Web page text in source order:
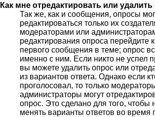
Как мне отредактировать или
Так же, как и сообщения, опросы
редактироваться только их
модераторами или
редактирования опроса перейдите
первого сообщения в теме; опрос
именно с ним. Если никто не успел
вы можете удалить опрос или
из вариантов ответа. Однако если
проголосовал, то только
администраторы могут
опрос. Это сделано для того, чтобы
менять варианты ответов во время